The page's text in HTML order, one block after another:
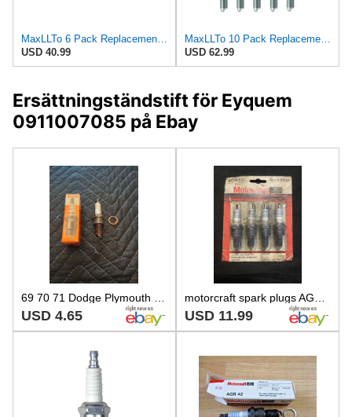
MaxLLTo 6 Pack Replacement 2851 V-Power Spark Plug for Bosch 7501 7595 W7DCR WR6D WR6DC WR6DCX WR7D
USD 40.99
MaxLLTo 10 Pack Replacement 2851 V-Power Spark Plug for Bosch 7501 7595 W7DCR WR6D WR6DC WR6DCX
USD 62.99
Ersättningständstift för Eyquem
0911007085 på Ebay
69 70 71 Dodge Plymouth 426 8 Cylinder Spark Plug Autolite AGR32 New In Box
USD 4.65
motorcraft spark plugs AGR32C
USD 11.99